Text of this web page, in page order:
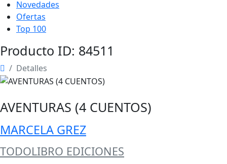
Novedades
Ofertas
Top 100
Producto ID: 84511
Detalles
AVENTURAS (4 CUENTOS)
MARCELA GREZ
TODOLIBRO EDICIONES